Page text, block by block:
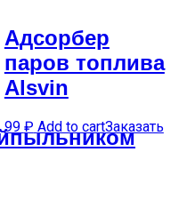
Адсорбер
паров топлива
Alsvin
99 ₽ Add to cartЗаказать